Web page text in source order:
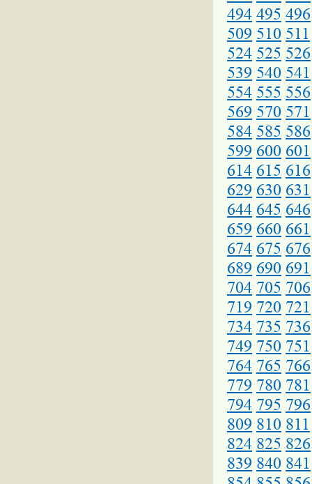
494 495 496
509 510 511
524 525 526
539 540 541
554 555 556
569 570 571
584 585 586
599 600 601
614 615 616
629 630 631
644 645 646
659 660 661
674 675 676
689 690 691
704 705 706
719 720 721
734 735 736
749 750 751
764 765 766
779 780 781
794 795 796
809 810 811
824 825 826
839 840 841